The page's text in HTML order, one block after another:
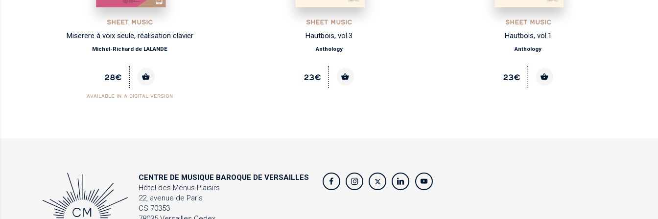
SHEET MUSIC
Miserere à voix seule, réalisation clavier
Michel-Richard de LALANDE
28€
AVAILABLE IN A DIGITAL VERSION
SHEET MUSIC
Hautbois, vol.3
Anthology
23€
SHEET MUSIC
Hautbois, vol.1
Anthology
23€
CENTRE DE MUSIQUE BAROQUE DE VERSAILLES
Hôtel des Menus-Plaisirs
22, avenue de Paris
CS 70353